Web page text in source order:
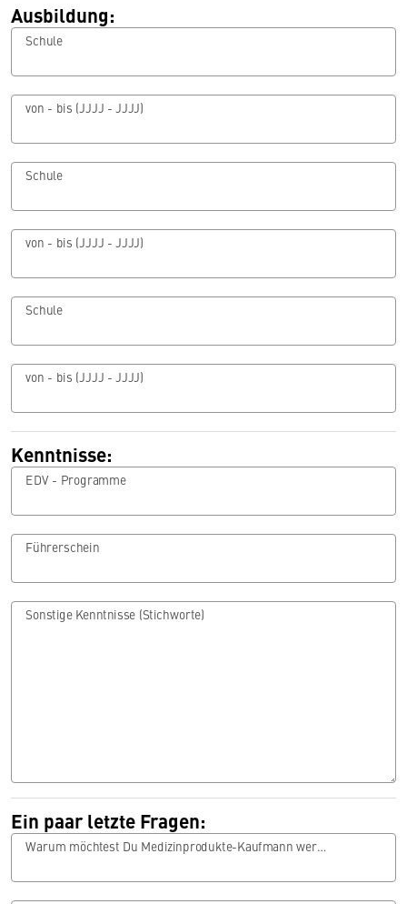
Ausbildung:
Schule
von - bis (JJJJ - JJJJ)
Schule
von - bis (JJJJ - JJJJ)
Schule
von - bis (JJJJ - JJJJ)
Kenntnisse:
EDV - Programme
Führerschein
Sonstige Kenntnisse (Stichworte)
Ein paar letzte Fragen:
Warum möchtest Du Medizinprodukte-Kaufmann werden?